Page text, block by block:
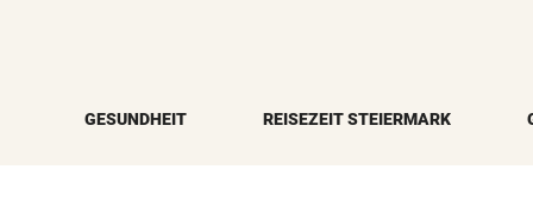
GESUNDHEIT REISEZEIT STEIERMARK